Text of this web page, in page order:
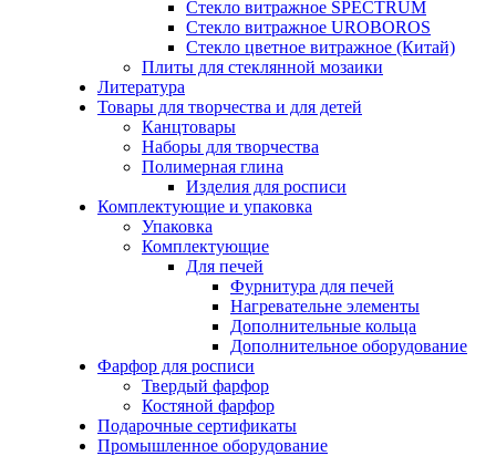
Стекло витражное SPECTRUM
Стекло витражное UROBOROS
Стекло цветное витражное (Китай)
Плиты для стеклянной мозаики
Литература
Товары для творчества и для детей
Канцтовары
Наборы для творчества
Полимерная глина
Изделия для росписи
Комплектующие и упаковка
Упаковка
Комплектующие
Для печей
Фурнитура для печей
Нагревательне элементы
Дополнительные кольца
Дополнительное оборудование
Фарфор для росписи
Твердый фарфор
Костяной фарфор
Подарочные сертификаты
Промышленное оборудование